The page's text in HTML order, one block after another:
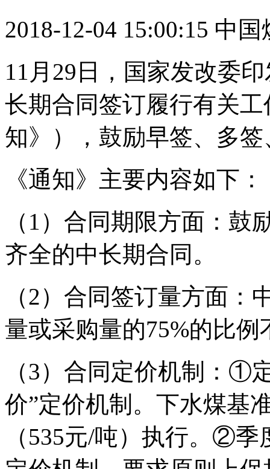
2018-12-04 15:00:15 中国
11月29日，国家发改委
长期合同签订履行有关
知》），鼓励早签、多
《通知》主要内容如下：
（1）合同期限方面：鼓
齐全的中长期合同。
（2）合同签订量方面
量或采购量的75%的比
（3）合同定价机制：①
价”定价机制。下水煤基
（535元/吨）执行。②